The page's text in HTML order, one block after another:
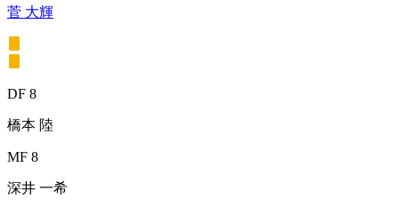
菅 大輝
DF 8
橋本 陸
MF 8
深井 一希